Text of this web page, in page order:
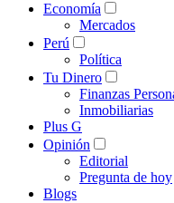
Economía
Mercados
Perú
Política
Tu Dinero
Finanzas
Inmobiliarias
Plus G
Opinión
Editorial
Pregunta de hoy
Blogs